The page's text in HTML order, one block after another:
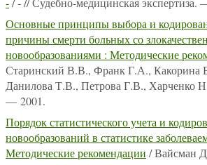
Основные принципы выбора и
причины смерти больных со
новообразованиями : Методические
Старинский В.В., Франк Г.А., Какорина
Данилова Т.В., Петрова Г.В., Харченко
— 2001.
Порядок статистического учета и
новообразований в статистике
Методические рекомендации / Вайсман